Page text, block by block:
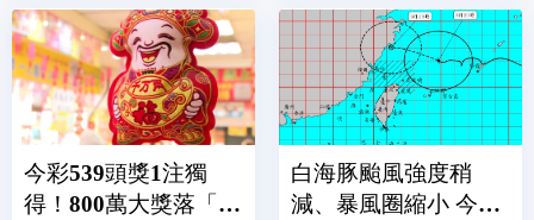
今彩539頭獎1注獨
得！800萬大獎落「這
白海豚颱風強度稍
減、暴風圈縮小 今晚